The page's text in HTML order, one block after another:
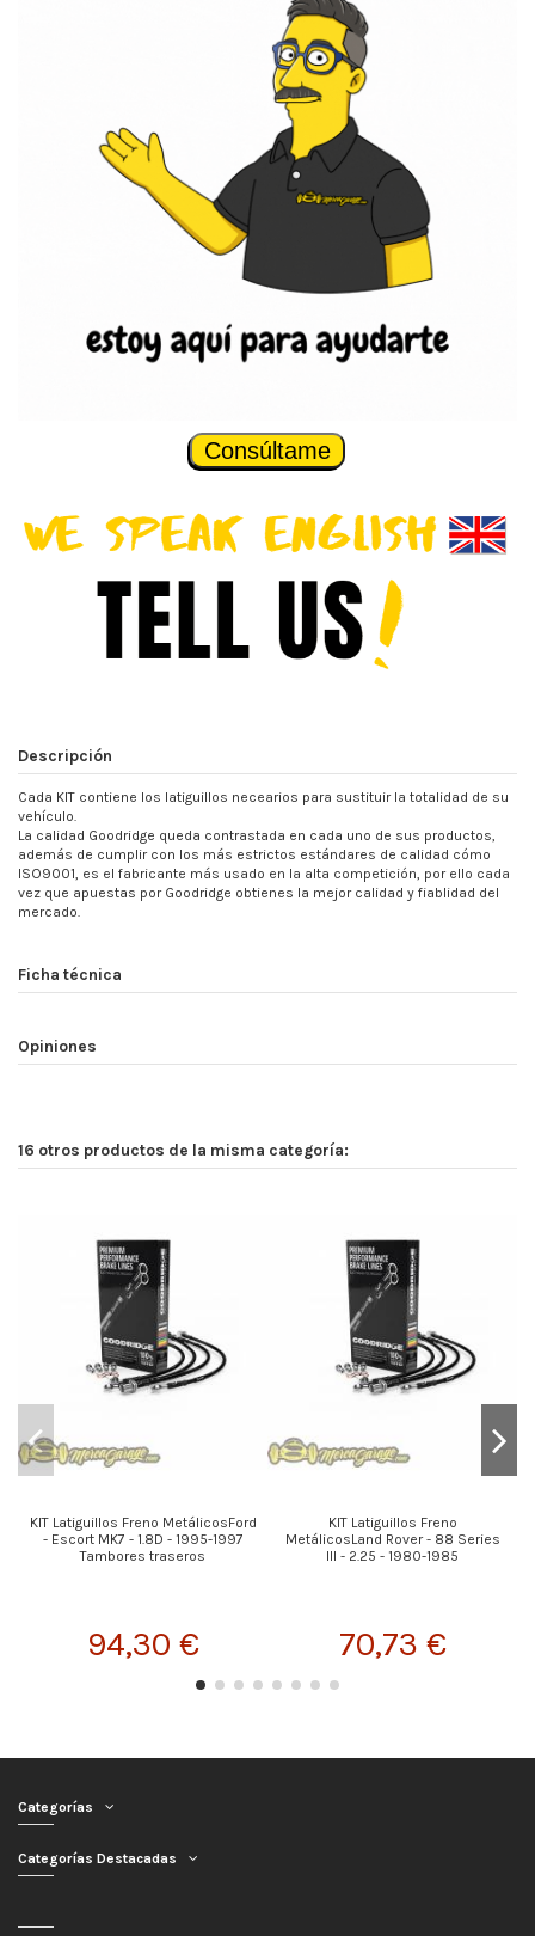
Consúltame
Descripción
Cada KIT contiene los latiguillos necearios para sustituir la totalidad de su
vehículo.
La calidad Goodridge queda contrastada en cada uno de sus productos,
además de cumplir con los más estrictos estándares de calidad cómo
ISO9001, es el fabricante más usado en la alta competición, por ello cada
vez que apuestas por Goodridge obtienes la mejor calidad y fiablidad del
mercado.
Ficha técnica
Opiniones
16 otros productos de la misma categoría:
KIT Latiguillos Freno MetálicosFord
- Escort MK7 - 1.8D - 1995-1997
Tambores traseros
94,30 €
KIT Latiguillos Freno
MetálicosLand Rover - 88 Series
III - 2.25 - 1980-1985
70,73 €
Categorías
Categorías Destacadas